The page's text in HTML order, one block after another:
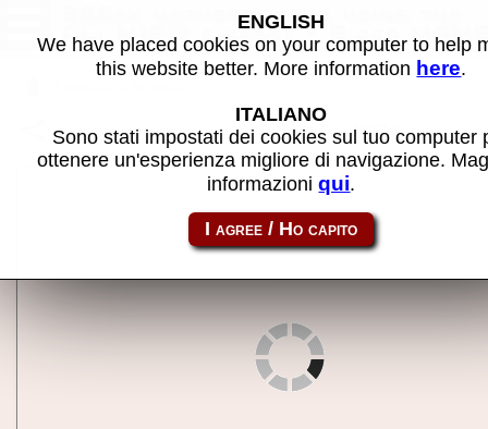
386sx motherboards using the
ALi M1217 chipset - Gioco
Condividi la pagina usando questo link: alim1217
ENGLISH
We have placed cookies on your computer to help
this website better. More information here.
ITALIANO
Sono stati impostati dei cookies sul tuo computer
ottenere un'esperienza migliore di navigazione.
informazioniqui.